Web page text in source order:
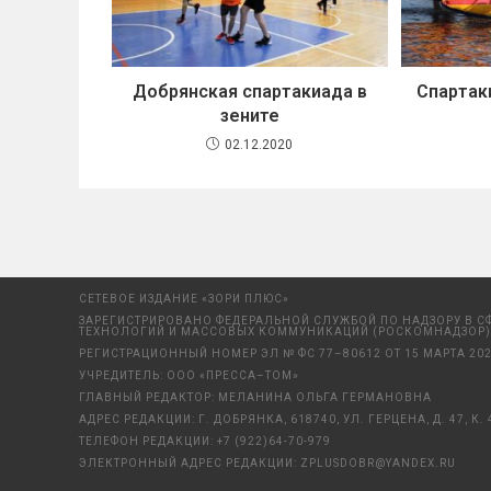
Добрянская спартакиада в
зените
02.12.2020
СЕТЕВОЕ ИЗДАНИЕ «ЗОРИ ПЛЮС»
ЗАРЕГИСТРИРОВАНО ФЕДЕРАЛЬНОЙ СЛУЖБОЙ ПО НАДЗОРУ В
ТЕХНОЛОГИЙ И МАССОВЫХ КОММУНИКАЦИЙ (РОСКОМНАДЗОР)
РЕГИСТРАЦИОННЫЙ НОМЕР ЭЛ № ФС 77–80612 ОТ 15 МАРТА
УЧРЕДИТЕЛЬ: ООО «ПРЕССА–ТОМ»
ГЛАВНЫЙ РЕДАКТОР: МЕЛАНИНА ОЛЬГА ГЕРМАНОВНА
АДРЕС РЕДАКЦИИ: Г. ДОБРЯНКА, 618740, УЛ. ГЕРЦЕНА, Д. 47, К.
ТЕЛЕФОН РЕДАКЦИИ: +7 (922)64-70-979
ЭЛЕКТРОННЫЙ АДРЕС РЕДАКЦИИ: ZPLUSDOBR@YANDEX.RU